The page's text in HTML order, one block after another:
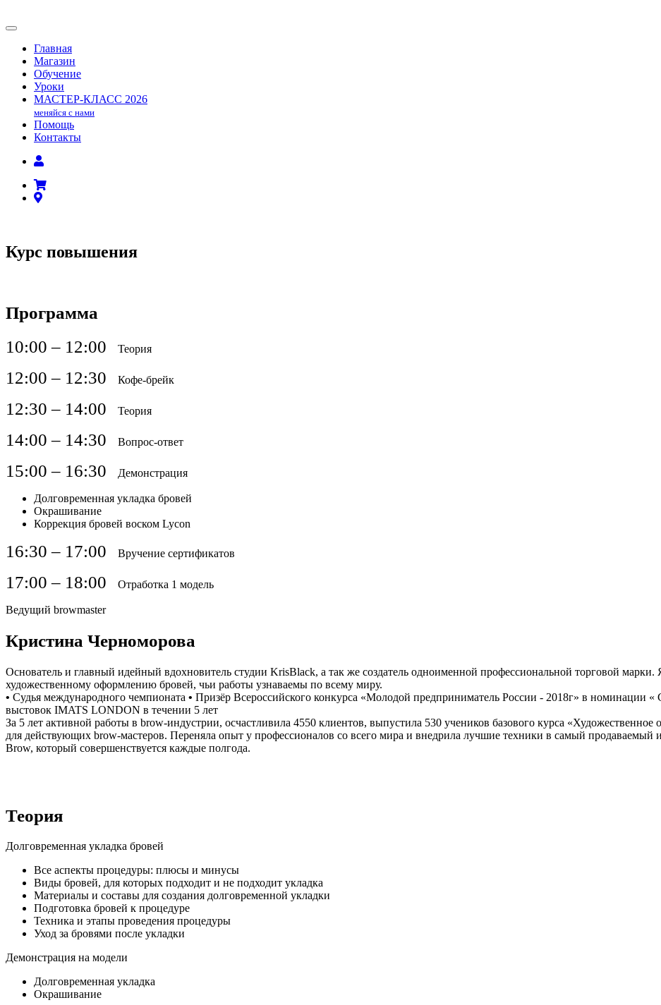
Главная
Магазин
Обучение
Уроки
МАСТЕР-КЛАСС 2026
меняйся с нами
Помощь
Контакты
Курс повышения
Программа
10:00 – 12:00 Теория
12:00 – 12:30 Кофе-брейк
12:30 – 14:00 Теория
14:00 – 14:30 Вопрос-ответ
15:00 – 16:30 Демонстрация
Долговременная укладка бровей
Окрашивание
Коррекция бровей воском Lycon
16:30 – 17:00 Вручение сертификатов
17:00 – 18:00 Отработка 1 модель
Ведущий browmaster
Кристина Черноморова
Основатель и главный идейный вдохновитель студии KrisBlack, а так же создатель одноименной профессиональной торговой
художественному оформлению бровей, чьи работы узнаваемы по всему миру.
• Судья международного чемпионата • Призёр Всероссийского конкурса «Молодой предприниматель России - 2018г» в
выстовок IMATS LONDON в течении 5 лет
За 5 лет активной работы в brow-индустрии, осчастливила 4550 клиентов, выпустила 530 учеников базового курса
для действующих brow-мастеров. Переняла опыт у профессионалов со всего мира и внедрила лучшие техники в самый
Brow, который совершенствуется каждые полгода.
Теория
Долговременная укладка бровей
Все аспекты процедуры: плюсы и минусы
Виды бровей, для которых подходит и не подходит укладка
Материалы и составы для создания долговременной укладки
Подготовка бровей к процедуре
Техника и этапы проведения процедуры
Уход за бровями после укладки
Демонстрация на модели
Долговременная укладка
Окрашивание